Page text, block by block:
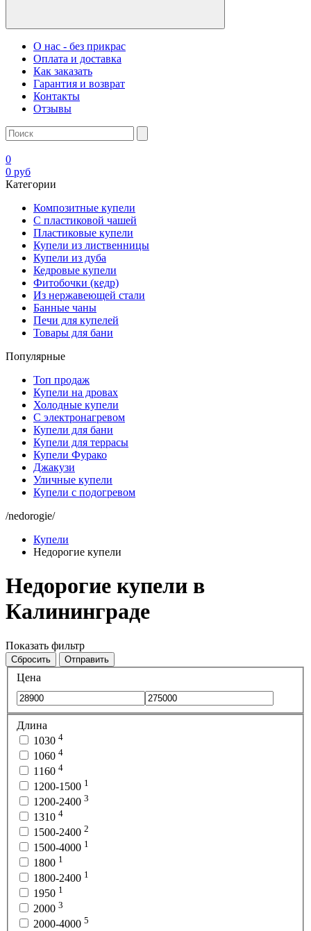
О нас - без прикрас
Оплата и доставка
Как заказать
Гарантия и возврат
Контакты
Отзывы
0
0 руб
Категории
Композитные купели
С пластиковой чашей
Пластиковые купели
Купели из лиственницы
Купели из дуба
Кедровые купели
Фитобочки (кедр)
Из нержавеющей стали
Банные чаны
Печи для купелей
Товары для бани
Популярные
Топ продаж
Купели на дровах
Холодные купели
С электронагревом
Купели для бани
Купели для террасы
Купели Фурако
Джакузи
Уличные купели
Купели с подогревом
/nedorogie/
Купели
Недорогие купели
Недорогие купели в
Калининграде
Показать фильтр
Сбросить Отправить
Цена
Длина
1030 4
1060 4
1160 4
1200-1500 1
1200-2400 3
1310 4
1500-2400 2
1500-4000 1
1800 1
1800-2400 1
1950 1
2000 3
2000-4000 5